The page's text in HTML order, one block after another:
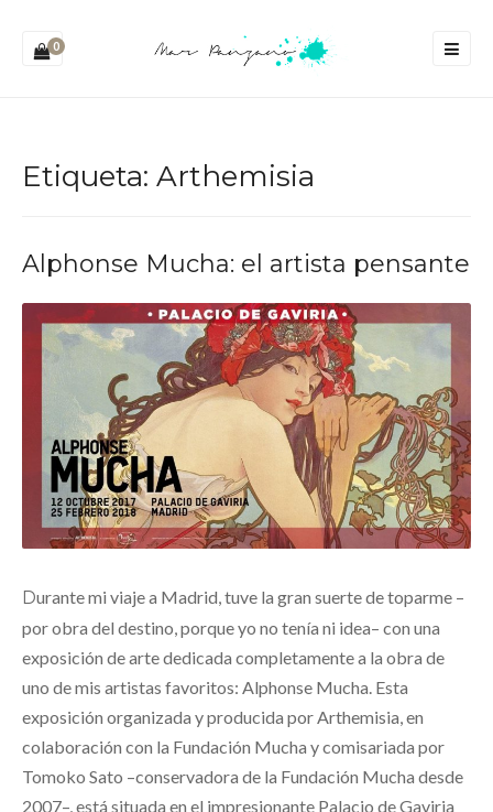
0
Etiqueta: Arthemisia
Alphonse Mucha: el artista pensante
Durante mi viaje a Madrid, tuve la gran suerte de toparme –
por obra del destino, porque yo no tenía ni idea– con una
exposición de arte dedicada completamente a la obra de
uno de mis artistas favoritos: Alphonse Mucha. Esta
exposición organizada y producida por Arthemisia, en
colaboración con la Fundación Mucha y comisariada por
Tomoko Sato –conservadora de la Fundación Mucha desde
2007–, está situada en el impresionante Palacio de Gaviria